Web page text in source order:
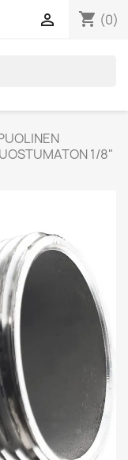
shopping_cart (0)

1/8"